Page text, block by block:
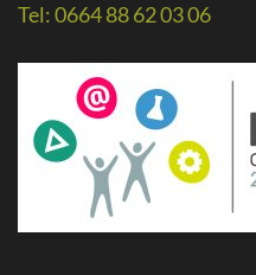
Tel: 0664 88 62 03 06